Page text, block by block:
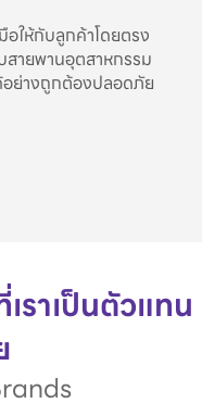
อให้กับลูกค้าโดยตรง
สายพานอุตสาหกรรม
อย่างถูกต้องปลอดภัย
าเป็นตัวแทน